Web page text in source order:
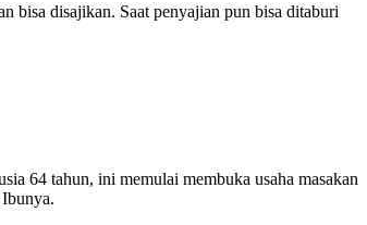
bisa disajikan. Saat penyajian pun bisa ditaburi
64 tahun, ini memulai membuka usaha masakan